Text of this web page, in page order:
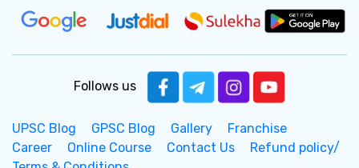
Follows us
UPSC Blog GPSC Blog Gallery
Franchise
Career
Online Course Contact Us
Refund policy/